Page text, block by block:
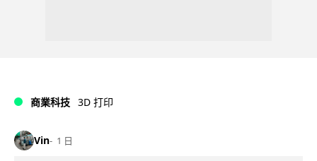
商業科技 3D 打印
Vin 1 日